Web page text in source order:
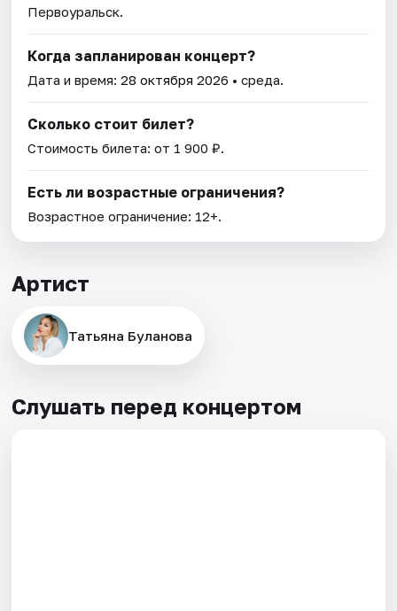
Первоуральск.
Когда запланирован концерт?
Дата и время:28 октября 2026 • среда.
Сколько стоит билет?
Стоимость билета: от 1 900 ₽.
Есть ли возрастные ограничения?
Возрастное ограничение: 12+.
Артист
Татьяна Буланова
Слушать перед концертом